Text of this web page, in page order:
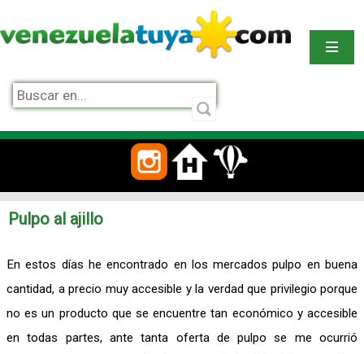
Pulpo al ajillo
En estos días he encontrado en los mercados pulpo en buena
cantidad, a precio muy accesible y la verdad que privilegio porque
no es un producto que se encuentre tan económico y accesible
en todas partes, ante tanta oferta de pulpo se me ocurrió